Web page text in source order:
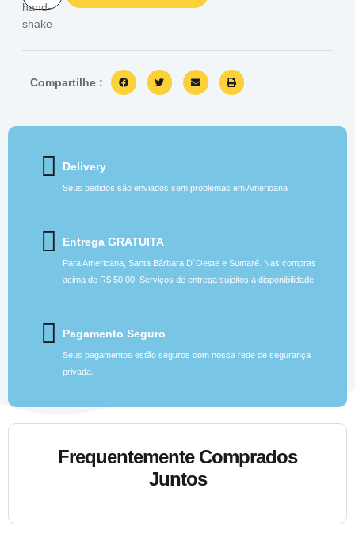
Compartilhe :
Delivery
Seus pedidos são enviados sem problemas em Americana
Entrega GRATUITA
Para Americana, Santa Bárbara D´Oeste e Sumaré. Nas compras
acima de R$ 50,00. Serviços de entrega sujeitos à disponibilidade
Pagamento Seguro
Seus pagamentos estão seguros com nossa rede de segurança
privada.
Frequentemente Comprados
Juntos